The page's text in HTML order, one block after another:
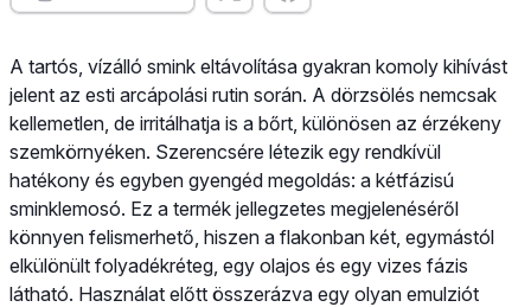
A tartós, vízálló smink eltávolítása gyakran komoly kihívást
jelent az esti arcápolási rutin során. A dörzsölés nemcsak
kellemetlen, de irritálhatja is a bőrt, különösen az érzékeny
szemkörnyéken. Szerencsére létezik egy rendkívül
hatékony és egyben gyengéd megoldás: a kétfázisú
sminklemosó. Ez a termék jellegzetes megjelenéséről
könnyen felismerhető, hiszen a flakonban két, egymástól
elkülönült folyadékréteg, egy olajos és egy vizes fázis
látható. Használat előtt összerázva egy olyan emulziót